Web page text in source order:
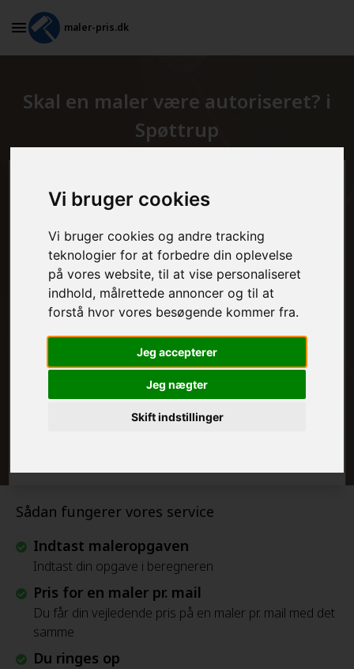
Vi bruger cookies
Vi bruger cookies og andre tracking
teknologier for at forbedre din oplevelse
på vores website, til at vise personaliseret
indhold, målrettede annoncer og til at
forstå hvor vores besøgende kommer fra.
Jeg accepterer
Jeg nægter
Skift indstillinger
maler-pris.dk
Skal en maler være autoriseret? i
Spøttrup
Sådan fungerer vores service
Indtast maleropgaven
Indtast din opgave i beregneren
Pris for en maler pr. mail
Du får din vejledende pris på en maler pr. mail med det
samme
Du ringes op
Beregn prisen her
MALEROPGAVER - INDVENDIGT:
MALEROPGAVER - UDVENDIGT:
FRAFLYTNINGSPAKKE: